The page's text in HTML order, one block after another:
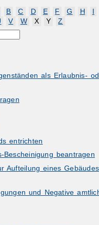
B C D E F G H
V W X Y
Z
als Erlaubnis-
entrichten
Bescheinigung beantragen
Aufteilung eines Gebäudes
und Negative